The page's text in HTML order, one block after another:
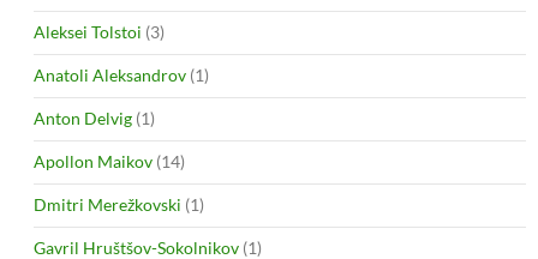
Aleksei Tolstoi (3)
Anatoli Aleksandrov (1)
Anton Delvig (1)
Apollon Maikov (14)
Dmitri Merežkovski (1)
Gavril Hruštšov-Sokolnikov (1)